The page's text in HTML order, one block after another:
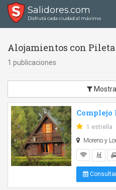
Salidores.com
Disfrutá cada ciudad al máximo
Alojamientos con
1 publicaciones
1 estrella
Moreno y